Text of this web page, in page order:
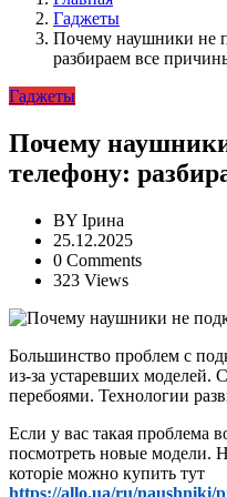
Гаджеты
Почему наушники не
разбираем все
Гаджеты
Почему
телефону:
BY Ірина
25.12.2025
0 Comments
323 Views
Большинство проблем с
из-за устаревших моделей.
перебоями. Технологии
Если у вас такая проблема
посмотреть новые модели.
которіе можно купить тут
https://allo.ua/ru/naushniki/